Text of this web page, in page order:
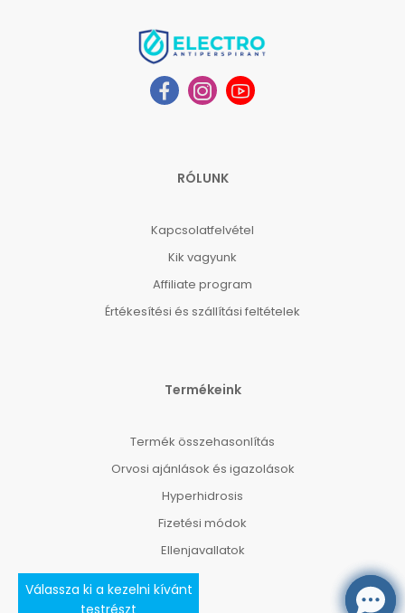
Válassza ki a kezelni kívánt
testrészt
RÓLUNK
Kapcsolatfelvétel
Kik vagyunk
Affiliate program
Értékesítési és szállítási feltételek
Termékeink
Termék összehasonlítás
Orvosi ajánlások és igazolások
Hyperhidrosis
Fizetési módok
Ellenjavallatok